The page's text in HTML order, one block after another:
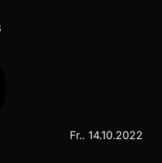
Fr.. 14.10.2022